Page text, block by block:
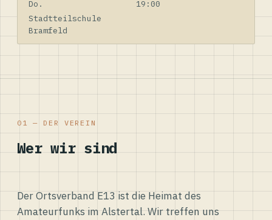
Do.
19:00
Stadtteilschule
Bramfeld
01 — DER VEREIN
Wer wir sind
Der Ortsverband E13 ist die Heimat des
Amateurfunks im Alstertal. Wir treffen uns